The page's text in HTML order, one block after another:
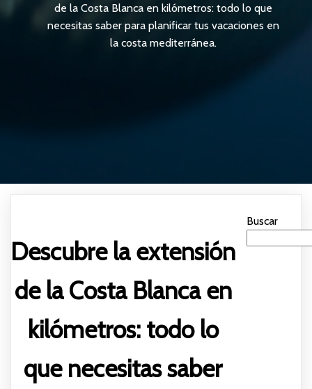
de la Costa Blanca en kilómetros: todo lo que
necesitas saber para planificar tus vacaciones en
la costa mediterránea.
Descubre la extensión
de la Costa Blanca en
kilómetros: todo lo
que necesitas saber
Buscar